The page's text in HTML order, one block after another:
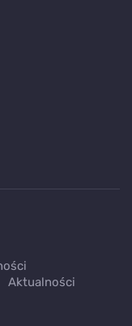
Aktualności